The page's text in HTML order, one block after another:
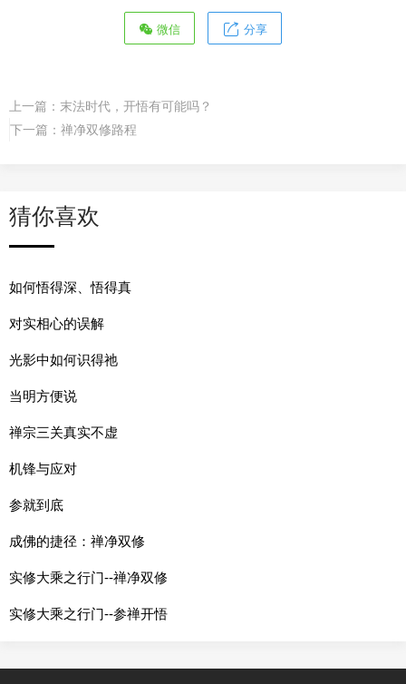
微信 分享
上一篇： 末法时代，开悟有可能吗？
下一篇： 禅净双修路程
猜你喜欢
如何悟得深、悟得真
对实相心的误解
光影中如何识得祂
当明方便说
禅宗三关真实不虚
机锋与应对
参就到底
成佛的捷径：禅净双修
实修大乘之行门--禅净双修
实修大乘之行门--参禅开悟